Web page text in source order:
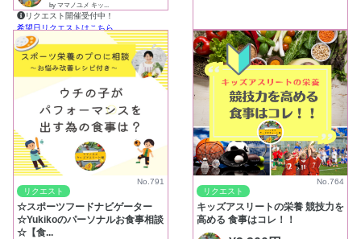
by ママノユメ キッ...
リクエスト開催受付中！
希望日リクエストはこちら
No.791
リクエスト
☆スポーツフードナビゲーター
☆Yukikoのパーソナルお食事相談
☆【食...
No.764
リクエスト
キッズアスリートの栄養 競技力を
高める 食事はコレ！！